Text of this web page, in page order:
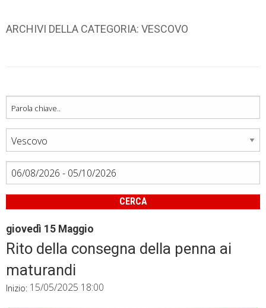
ARCHIVI DELLA CATEGORIA: VESCOVO
CERCA
giovedì 15 Maggio
Rito della consegna della penna ai
maturandi
Inizio: 15/05/2025 18:00